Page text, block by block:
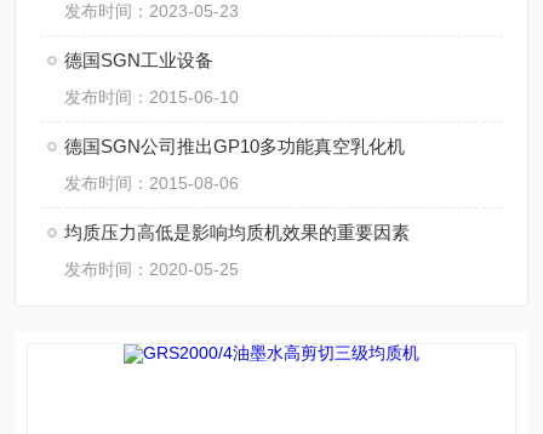
发布时间：2023-05-23
德国SGN工业设备
发布时间：2015-06-10
德国SGN公司推出GP10多功能真空乳化机
发布时间：2015-08-06
均质压力高低是影响均质机效果的重要因素
发布时间：2020-05-25